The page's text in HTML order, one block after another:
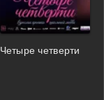
Четыре четверти